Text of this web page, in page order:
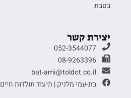
בטבת
יצירת קשר
052-3544077
08-9263396
bat-ami@toldot.co.il
בת-עמי מלניק | תיעוד תולדות חיים